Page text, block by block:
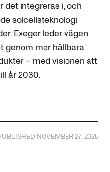
det integreras i, och
solcellsteknologi
Exeger leder vägen
genom mer hållbara
– med visionen att
år 2030.
NOVEMBER 27, 2025